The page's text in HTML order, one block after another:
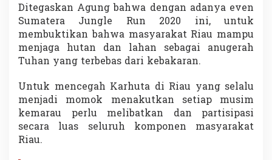
Ditegaskan Agung bahwa dengan adanya even
Sumatera Jungle Run 2020 ini, untuk
membuktikan bahwa masyarakat Riau mampu
menjaga hutan dan lahan sebagai anugerah
Tuhan yang terbebas dari kebakaran.
Untuk mencegah Karhuta di Riau yang selalu
menjadi momok menakutkan setiap musim
kemarau perlu melibatkan dan partisipasi
secara luas seluruh komponen masyarakat
Riau.